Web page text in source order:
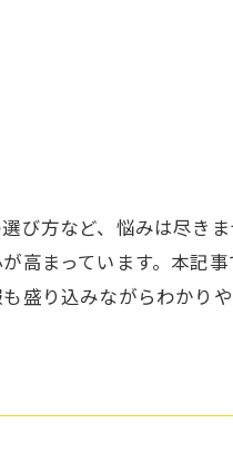
び方など、悩みは尽き
高まっています。本記
盛り込みながらわかり